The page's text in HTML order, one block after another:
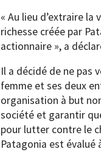
« Au lieu d’extraire
richesse créée par
actionnaire », a
Il a décidé de ne pas
femme et ses deux
organisation à but
société et garantir
pour lutter contre le
Patagonia est évalué